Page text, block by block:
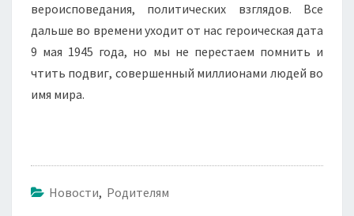
вероисповедания, политических взглядов. Все
дальше во времени уходит от нас героическая дата
9 мая 1945 года, но мы не перестаем помнить и
чтить подвиг, совершенный миллионами людей во
имя мира.
Новости, Родителям